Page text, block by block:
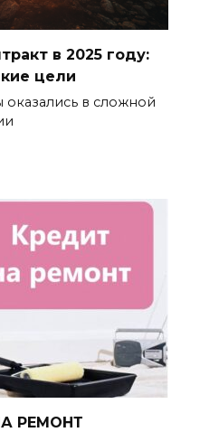
в 2025 году:
цели
оказались в сложной
РЕМОНТ